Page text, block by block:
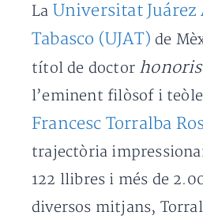
La Universitat Juárez
Tabasco (UJAT) de
títol de doctor honoris
l’eminent filòsof i
Francesc Torralba
trajectòria
122 llibres i més de
diversos mitjans,